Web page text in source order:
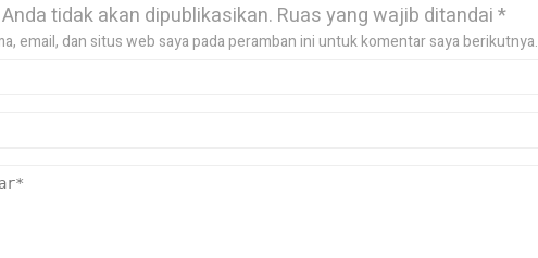
tidak akan dipublikasikan. Ruas yang wajib ditandai*
email, dan situs web saya pada peramban ini untuk komentar saya berikutnya.